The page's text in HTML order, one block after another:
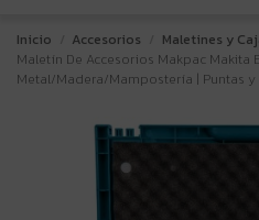
Inicio Accesorios
Maletines y
Maletín De Accesorios Makpac Makita
Metal/Madera/Mampostería | Puntas